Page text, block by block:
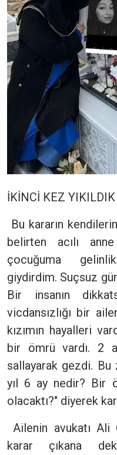
İKİNCİ KEZ YIKILDIK
Bu kararın
belirten acılı
çocuğuma
giydirdim. Suçsuz
Bir insanın
vicdansızlığı bir
kızımın hayalleri
bir ömrü vardı. 2
sallayarak gezdi.
yıl 6 ay nedir? Bir
olacaktı?" diyerek
Ailenin avukatı
karar çıkana